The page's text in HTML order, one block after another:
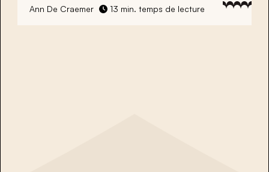
Ann De Craemer 13 min. temps de lecture